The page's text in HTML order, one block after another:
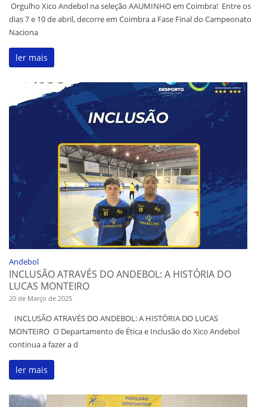
Orgulho Xico Andebol na seleção AAUMINHO em Coimbra! Entre os
dias 7 e 10 de abril, decorre em Coimbra a Fase Final do Campeonato
Naciona
ler mais
Andebol
INCLUSÃO ATRAVÉS DO ANDEBOL: A HISTÓRIA DO
LUCAS MONTEIRO
20 de Março de 2025
INCLUSÃO ATRAVÉS DO ANDEBOL: A HISTÓRIA DO LUCAS
MONTEIRO O Departamento de Ética e Inclusão do Xico Andebol
continua a fazer a d
ler mais